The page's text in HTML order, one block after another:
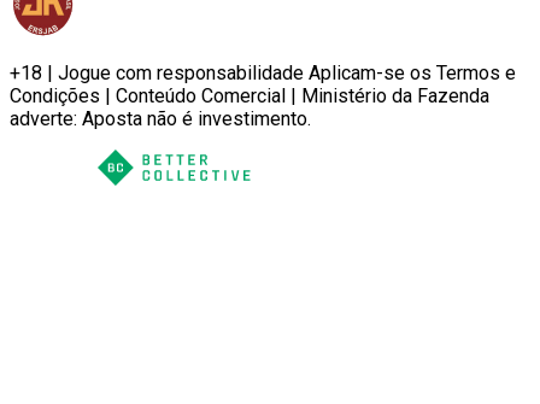
+18 | Jogue com responsabilidade Aplicam-se os Termos e
Condições | Conteúdo Comercial | Ministério da Fazenda
adverte: Aposta não é investimento.